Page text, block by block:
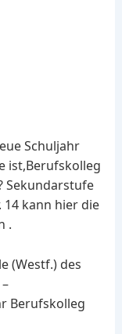
Schuljahr
ist,Berufskolleg
Sekundarstufe
14 kann hier die
.
(Westf.) des
Berufskolleg